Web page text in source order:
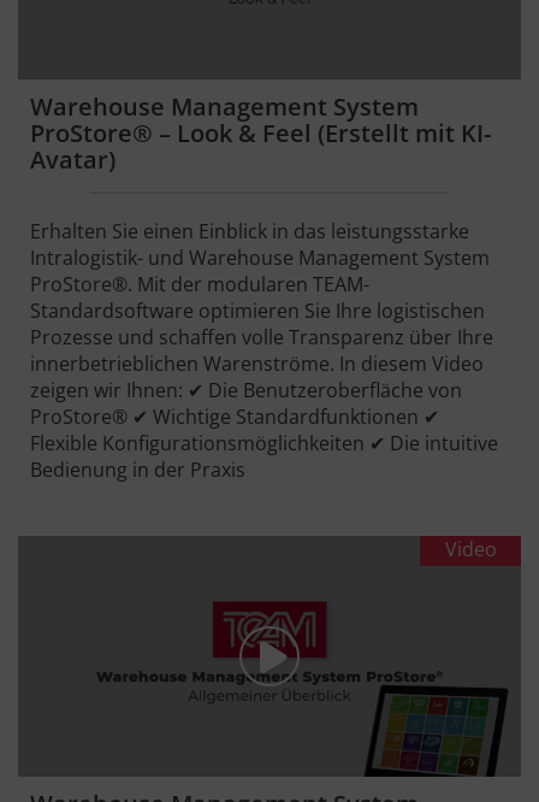
Warehouse Management System
ProStore® – Look & Feel (Erstellt mit KI-
Avatar)
Erhalten Sie einen Einblick in das leistungsstarke
Intralogistik- und Warehouse Management System
ProStore®. Mit der modularen TEAM-
Standardsoftware optimieren Sie Ihre logistischen
Prozesse und schaffen volle Transparenz über Ihre
innerbetrieblichen Warenströme. In diesem Video
zeigen wir Ihnen: ✔ Die Benutzeroberfläche von
ProStore® ✔ Wichtige Standardfunktionen ✔
Flexible Konfigurationsmöglichkeiten ✔ Die intuitive
Bedienung in der Praxis
Video